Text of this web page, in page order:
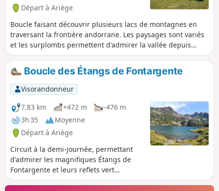
Départ à Ariège
Boucle faisant découvrir plusieurs lacs de montagnes en
traversant la frontière andorrane. Les paysages sont variés
et les surplombs permettent d'admirer la vallée depuis
plusieurs points de vue.
Boucle des Étangs de Fontargente
Visorandonneur
7,83 km
+472 m
-476 m
3h 35
Moyenne
Départ à Ariège
Circuit à la demi-journée, permettant
d'admirer les magnifiques Étangs de
Fontargente et leurs reflets vert
émeraude.